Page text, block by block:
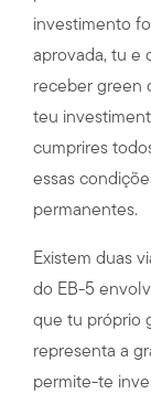
investimento
aprovada, tu e
receber green
teu
cumprires
essas
permanentes.
Existem duas
do EB-5
que tu próprio
representa a
permite-te